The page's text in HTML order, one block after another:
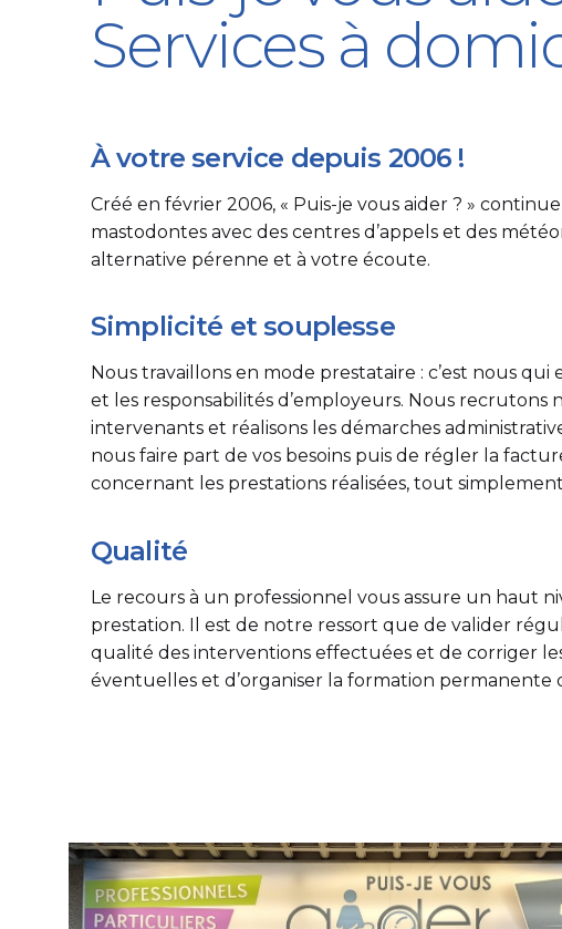
Services à
À votre service depuis 2006 !
Créé en février 2006, « Puis-je vous aider ? »
mastodontes avec des centres d’appels et des
alternative pérenne et à votre écoute.
Simplicité et souplesse
Nous travaillons en mode prestataire : c’est nous qui
et les responsabilités d’employeurs. Nous recrutons
intervenants et réalisons les démarches
nous faire part de vos besoins puis de régler la
concernant les prestations réalisées, tout
Qualité
Le recours à un professionnel vous assure un haut
prestation. Il est de notre ressort que de valider
qualité des interventions effectuées et de corriger
éventuelles et d’organiser la formation permanente